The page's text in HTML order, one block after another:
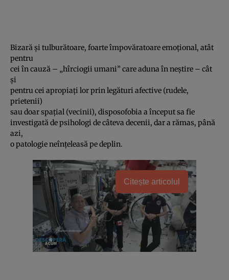
Bizară şi tulburătoare, foarte împovăratoare emoţional, atât
pentru
cei în cauză – „hîrciogii umani” care aduna în neştire – cât
şi
pentru cei apropiaţi lor prin legături afective (rudele,
prietenii)
sau doar spaţial (vecinii), disposofobia a început sa fie
investigată de psihologi de câteva decenii, dar a rămas, până
azi,
o patologie neînţeleasă pe deplin.
Citește articolul